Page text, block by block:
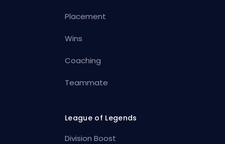
Placement
Wins
Coaching
Teammate
League of Legends
Division Boost